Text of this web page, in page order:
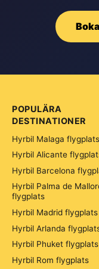
POPULÄRA
DESTINATIONER
Hyrbil Malaga flygplats
Hyrbil Alicante
Hyrbil Barcelona
Hyrbil Palma de
flygplats
Hyrbil Madrid flygplats
Hyrbil Arlanda
Hyrbil Phuket flygplats
Hyrbil Rom flygplats